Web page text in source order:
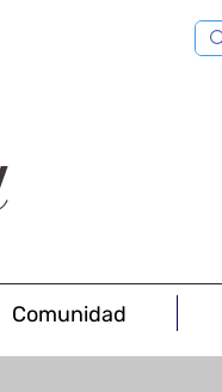
Comunidad